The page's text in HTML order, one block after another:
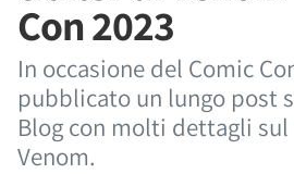
Con 2023
In occasione del Comic
pubblicato un lungo post
Blog con molti dettagli
Venom.